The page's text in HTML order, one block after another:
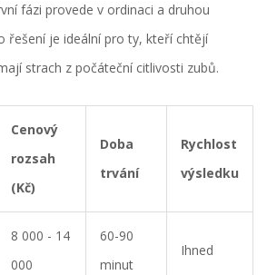
fázi provede v ordinaci a druhou
řešení je ideální pro ty, kteří chtějí
strach z počáteční citlivosti zubů.
Cenový
rozsah
(Kč)
Doba
trvání
Rychlost
výsledku
8 000 - 14
000
60-90
minut
Ihned